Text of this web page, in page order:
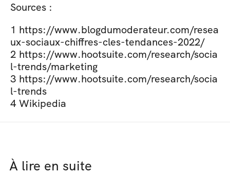
Sources :
1 https://www.blogdumoderateur.com/resea
ux-sociaux-chiffres-cles-tendances-2022/
2 https://www.hootsuite.com/research/socia
l-trends/marketing
3 https://www.hootsuite.com/research/socia
l-trends
4 Wikipedia
À lire en suite